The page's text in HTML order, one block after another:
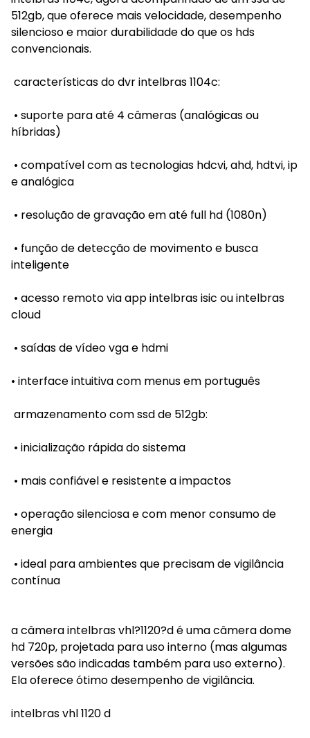
512gb, que oferece mais velocidade, desempenho
silencioso e maior durabilidade do que os hds
convencionais.
características do dvr intelbras 1104c:
• suporte para até 4 câmeras (analógicas ou
híbridas)
• compatível com as tecnologias hdcvi, ahd, hdtvi, ip
e analógica
• resolução de gravação em até full hd (1080n)
• função de detecção de movimento e busca
inteligente
• acesso remoto via app intelbras isic ou intelbras
cloud
• saídas de vídeo vga e hdmi
• interface intuitiva com menus em português
armazenamento com ssd de 512gb:
• inicialização rápida do sistema
• mais confiável e resistente a impactos
• operação silenciosa e com menor consumo de
energia
• ideal para ambientes que precisam de vigilância
contínua
a câmera intelbras vhl?1120?d é uma câmera dome
hd 720p, projetada para uso interno (mas algumas
versões são indicadas também para uso externo).
Ela oferece ótimo desempenho de vigilância.
intelbras vhl 1120 d